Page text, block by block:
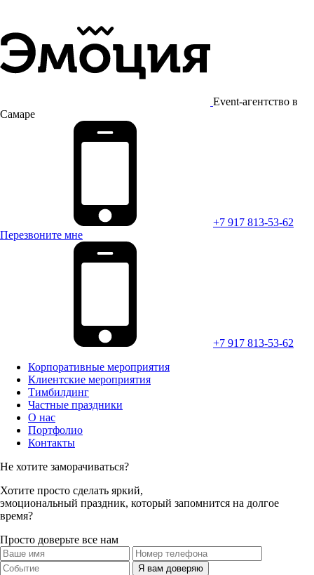
Event-агентство в
Самаре
+7 917 813-53-62
Перезвоните мне
+7 917 813-53-62
Корпоративные мероприятия
Клиентские мероприятия
Тимбилдинг
Частные праздники
О нас
Портфолио
Контакты
Не хотите заморачиваться?
Хотите просто сделать яркий,
эмоциональный праздник, который запомнится на долгое
время?
Просто доверьте все нам
Я вам доверяю